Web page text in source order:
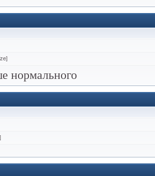
нормального